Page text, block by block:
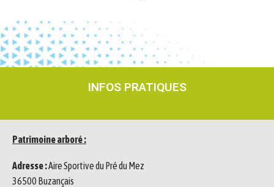
INFOS PRATIQUES
Patrimoine arboré :
Adresse :Aire Sportive du Pré du Mez
36500 Buzançais